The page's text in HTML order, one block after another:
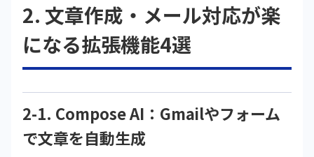
2. 文章作成・メール対応が楽
になる拡張機能4選
2-1. Compose AI：Gmailやフォーム
で文章を自動生成